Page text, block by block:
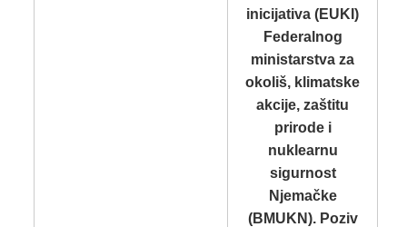
inicijativa (EUKI)
Federalnog
ministarstva za
okoliš, klimatske
akcije, zaštitu
prirode i
nuklearnu
sigurnost
Njemačke
(BMUKN). Poziv